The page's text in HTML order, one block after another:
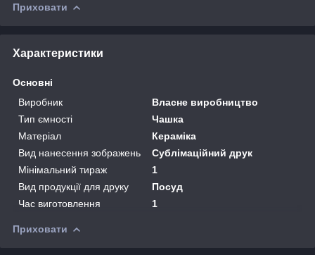
Приховати
Характеристики
Основні
Виробник
Власне виробництво
Тип ємності
Чашка
Матеріал
Кераміка
Вид нанесення зображень
Сублімаційний друк
Мінімальний тираж
1
Вид продукції для друку
Посуд
Час виготовлення
1
Приховати